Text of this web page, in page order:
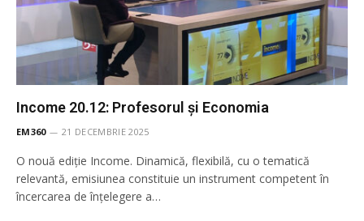
Income 20.12: Profesorul şi Economia
EM360 21 DECEMBRIE 2025
O nouă ediție Income. Dinamică, flexibilă, cu o tematică
relevantă, emisiunea constituie un instrument competent în
încercarea de înţelegere a…